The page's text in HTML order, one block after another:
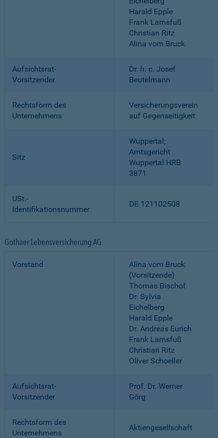
Harald Epple
Frank Lamsfuß
Christian Ritz
Alina vom Bruck
Aufsichtsrat-
Vorsitzender
Dr. h. c. Josef
Beutelmann
Rechtsform des
Unternehmens
Versicherungsverein
auf Gegenseitigkeit
Sitz
Wuppertal;
Amtsgericht
Wuppertal HRB
3871
USt.-
Identifikationsnummer
DE 121102508
Gothaer Lebensversicherung AG
Vorstand
Alina vom Bruck
(Vorsitzende)
Thomas Bischof
Dr. Sylvia
Eichelberg
Harald Epple
Dr. Andreas Eurich
Frank Lamsfuß
Christian Ritz
Oliver Schoeller
Aufsichtsrat-
Vorsitzender
Prof. Dr. Werner
Görg
Rechtsform des
Unternehmens
Aktiengesellschaft